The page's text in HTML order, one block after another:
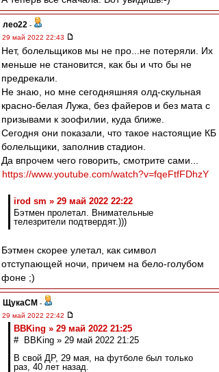
лео22 -
29 май 2022 22:43
Нет, болельщиков мы не про...не потеряли. Их
меньше не становится, как бы и что бы не
предрекали.
Не знаю, но мне сегодняшняя олд-скульная
красно-белая Лужа, без файеров и без мата с
призывами к зоофилии, куда ближе.
Сегодня они показали, что такое настоящие КБ
болельщики, заполнив стадион.
Да впрочем чего говорить, смотрите сами...
https://www.youtube.com/watch?v=fqeFtfFDhzY
irod sm » 29 май 2022 22:22
Бэтмен пролетал. Внимательные
телезрители подтвердят.)))
Бэтмен скорее улетал, как символ
отступающей ночи, причем на бело-голубом
фоне ;)
ЩукаСМ -
29 май 2022 22:42
BBKing » 29 май 2022 21:25
# BBKing » 29 май 2022 21:25
В свой ДР, 29 мая, на футболе был только
раз, 40 лет назад.